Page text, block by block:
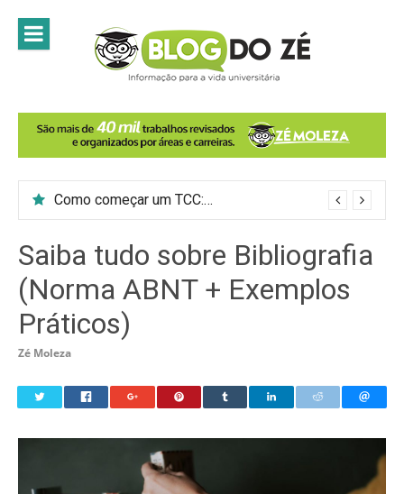
content
Como começar um TCC: 7 passos para introduzir o tema do trabalho
Saiba tudo sobre Bibliografia
(Norma ABNT + Exemplos
Práticos)
Zé Moleza